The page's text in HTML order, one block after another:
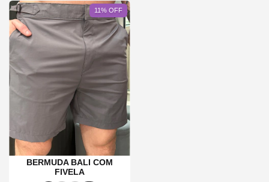
11% OFF
BERMUDA BALI COM
FIVELA